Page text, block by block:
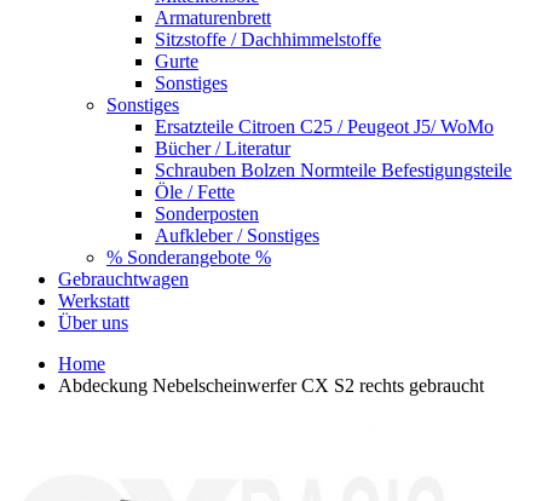
Armaturenbrett
Sitzstoffe / Dachhimmelstoffe
Gurte
Sonstiges
Sonstiges
Ersatzteile Citroen C25 / Peugeot J5/ WoMo
Bücher / Literatur
Schrauben Bolzen Normteile Befestigungsteile
Öle / Fette
Sonderposten
Aufkleber / Sonstiges
% Sonderangebote %
Gebrauchtwagen
Werkstatt
Über uns
Home
Abdeckung Nebelscheinwerfer CX S2 rechts gebraucht